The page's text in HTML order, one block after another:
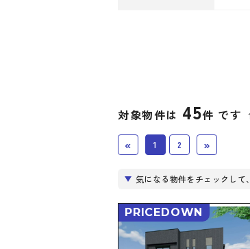
対象物件は 45件 です
« 1 2 »
気になる物件をチェックして
PRICEDOWN